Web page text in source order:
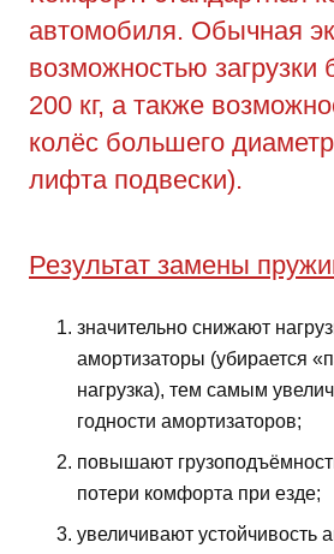
автомобиля. Обычная
возможностью загрузки
200 кг, а также
колёс большего
лифта подвески).
Результат замены
значительно снижают
амортизаторы (убирается
нагрузка), тем самым
годности амортизаторов;
повышают
потери комфорта при езде;
увеличивают устойчивость